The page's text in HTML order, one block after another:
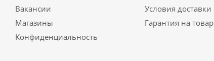
Вакансии
Магазины
Конфиденциальность
Условия доставки
Гарантия на товар